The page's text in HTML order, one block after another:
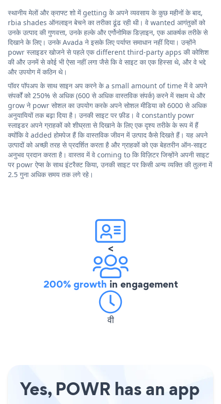
स्थानीय मेलों और क्राफ्ट शो में getting के अपने व्यवसाय के कुछ महीनों के बाद,
rbia shades ऑनलाइन बेचने का तरीका ढूंढ रही थी। वे wanted आगंतुकों को
उनके उत्पाद की गुणवत्ता, उनके हल्के और एर्गोनोमिक डिज़ाइन, एक आकर्षक तरीके से
दिखाने के लिए। उनके Avada ने इसके लिए पर्याप्त समाधान नहीं दिया। उन्होंने
powr स्लाइडर खोजने से पहले एक different third-party apps की कोशिश
की और उनमें से कोई भी ऐसा नहीं लगा जैसे कि वे साइट का एक हिस्सा थे, और वे भद्दे
और उपयोग में कठिन थे।
पॉवर पॉपअप के साथ साइन अप करने के a small amount of time में वे अपने
संपर्कों को 250% से अधिक (600 से अधिक वास्तविक संपर्क) करने में सक्षम थे और
grow ने powr सोशल का उपयोग करके अपने सोशल मीडिया को 6000 से अधिक
अनुयायियों तक बढ़ा दिया है। उनकी साइट पर फ़ीड। वे constantly powr
स्लाइडर अपने ग्राहकों को शीघ्रता से दिखाने के लिए एक दृश्य तरीके के रूप में हैं
क्योंकि वे added होमपेज हैं कि वास्तविक जीवन में उत्पाद कैसे दिखते हैं। यह अपने
उत्पादों को अच्छी तरह से प्रदर्शित करता है और ग्राहकों को एक बेहतरीन ऑन-साइट
अनुभव प्रदान करता है। वास्तव में वे coming to कि विज़िटर जिन्होंने अपनी साइट
पर powr ऐप्स के साथ इंटरैक्ट किया, उनकी साइट पर किसी अन्य व्यक्ति की तुलना में
2.5 गुना अधिक समय तक लगे रहे।
<
200% growth in engagement
वी
Yes, POWR has an app